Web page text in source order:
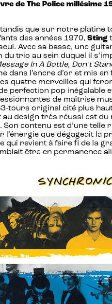
de The Police millésime
que sur notre platine
des années 1970, Sting
Avec sa basse, une
trio au sein duquel il
In A Bottle, Don’t
dans l’encre d’or et mis
quatre merveilles qui
perfection pop inégalable
de maîtrise
tours original cité plus
design très réussi est
contenu est d’une
que dégageait la
qui revient à faire fi de la
être en permanence